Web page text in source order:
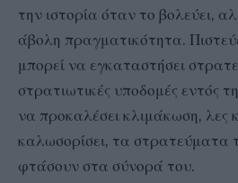
την ιστορία όταν το βολεύει,
άβολη πραγματικότητα.
μπορεί να εγκαταστήσει
στρατιωτικές υποδομές εντός
να προκαλέσει κλιμάκωση, λες
καλωσορίσει, τα στρατεύματα
φτάσουν στα σύνορά του.